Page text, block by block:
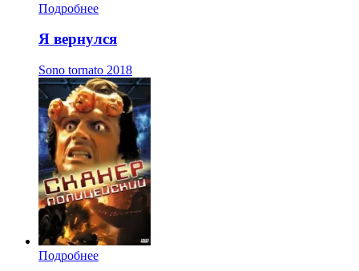
Подробнее
Я вернулся
Sono tornato 2018
Подробнее